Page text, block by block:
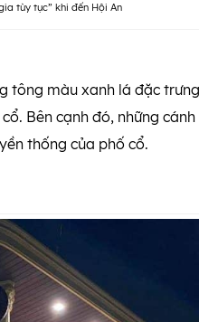
tùy tục” khi đến Hội An
tông màu xanh lá đặc
Bên cạnh đó, những
thống của phố cổ.